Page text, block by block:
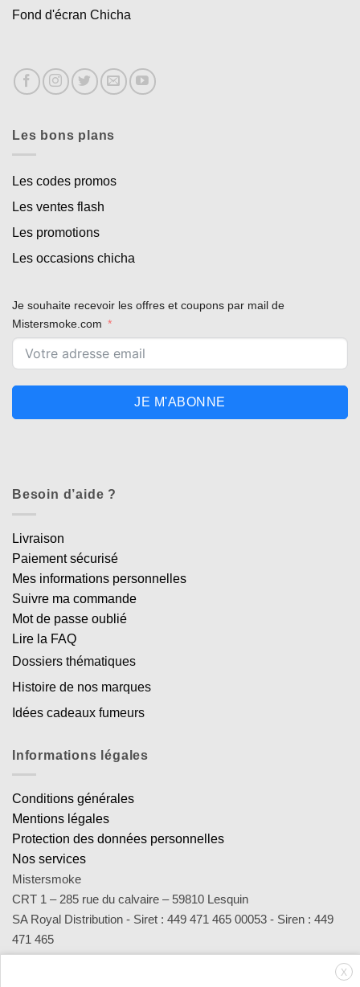
Fond d'écran Chicha
Les bons plans
Les codes promos
Les ventes flash
Les promotions
Les occasions chicha
Je souhaite recevoir les offres et coupons par mail de
Mistersmoke.com
JE M'ABONNE
Besoin d’aide ?
Livraison
Paiement sécurisé
Mes informations personnelles
Suivre ma commande
Mot de passe oublié
Lire la FAQ
Dossiers thématiques
Histoire de nos marques
Idées cadeaux fumeurs
Informations légales
Conditions générales
Mentions légales
Protection des données personnelles
Nos services
Mistersmoke
CRT 1 – 285 rue du calvaire – 59810 Lesquin
SA Royal Distribution - Siret : 449 471 465 00053 - Siren : 449
471 465
Contact : notre équipe d’experts est joignable par email
sav@mistersmoke.com ou par téléphone au 03 20 90 56 55 du
X